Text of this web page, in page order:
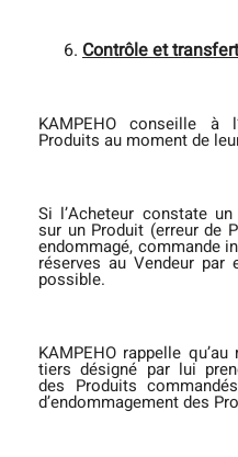
Contrôle et
KAMPEHO conseille à
Produits au moment de
Si l’Acheteur constate
sur un Produit (erreur de
endommagé, commande
réserves au Vendeur
possible.
KAMPEHO rappelle
tiers désigné par lui
des Produits
d’endommagement des